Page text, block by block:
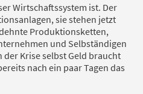
Wirtschaftssystem ist. Der
sie stehen jetzt
Produktionsketten,
und Selbständigen
der Krise selbst Geld braucht
nach ein paar Tagen das